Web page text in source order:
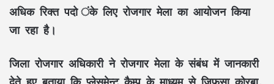
अधिक रिक्त पदो ंके लिए रोजगार मेला का आयोजन किया
जा रहा है।
जिला रोजगार अधिकारी ने रोजगार मेला के संबंध में जानकारी